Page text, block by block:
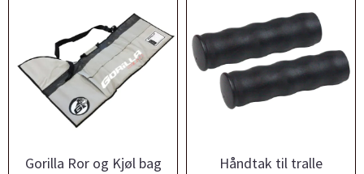
Gorilla Ror og Kjøl bag
Håndtak til tralle